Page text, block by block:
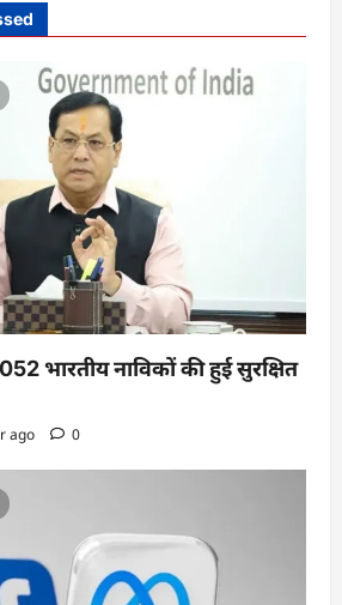
भारतीय नाविकों की हुई सुरक्षित
ago 0